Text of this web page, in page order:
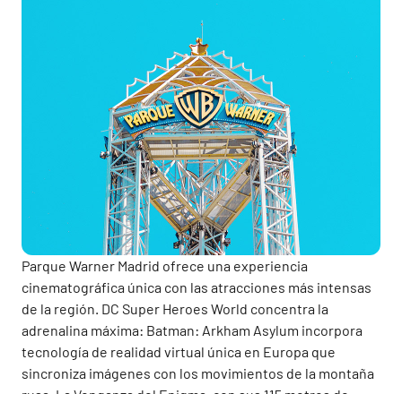
Parque Warner Madrid ofrece una experiencia
cinematográfica única con las atracciones más intensas
de la región. DC Super Heroes World concentra la
adrenalina máxima: Batman: Arkham Asylum incorpora
tecnología de realidad virtual única en Europa que
sincroniza imágenes con los movimientos de la montaña